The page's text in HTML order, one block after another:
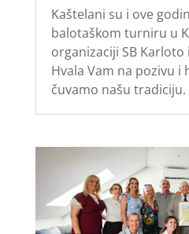
Kaštelani su i ove
balotaškom turniru u
organizaciji SB Karloto
Hvala Vam na pozivu i
čuvamo našu tradiciju.